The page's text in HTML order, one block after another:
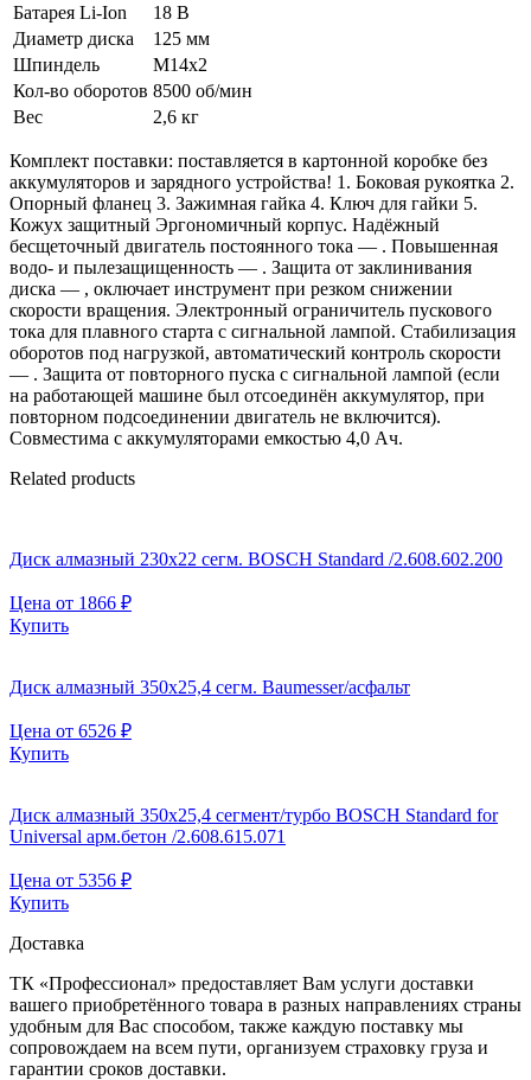
Батарея Li-Ion
18 В
Диаметр диска
125 мм
Шпиндель
М14х2
Кол-во оборотов 8500 об/мин
Вес
2,6 кг
Комплект поставки: поставляется в картонной коробке без
аккумуляторов и зарядного устройства! 1. Боковая рукоятка 2.
Опорный фланец 3. Зажимная гайка 4. Ключ для гайки 5.
Кожух защитный Эргономичный корпус. Надёжный
бесщеточный двигатель постоянного тока — . Повышенная
водо- и пылезащищенность — . Защита от заклинивания
диска — , оключает инструмент при резком снижении
скорости вращения. Электронный ограничитель пускового
тока для плавного старта с сигнальной лампой. Стабилизация
оборотов под нагрузкой, автоматический контроль скорости
— . Защита от повторного пуска с сигнальной лампой (если
на работающей машине был отсоединён аккумулятор, при
повторном подсоединении двигатель не включится).
Совместима с аккумуляторами емкостью 4,0 Ач.
Related products
Диск алмазный 230х22 сегм. BOSCH Standard /2.608.602.200
Цена от 1866 ₽
Купить
Диск алмазный 350х25,4 сегм. Baumesser/асфальт
Цена от 6526 ₽
Купить
Диск алмазный 350х25,4 сегмент/турбо BOSCH Standard for
Universal арм.бетон /2.608.615.071
Цена от 5356 ₽
Купить
Доставка
ТК «Профессионал» предоставляет Вам услуги доставки
вашего приобретённого товара в разных направлениях страны
удобным для Вас способом, также каждую поставку мы
сопровождаем на всем пути, организуем страховку груза и
гарантии сроков доставки.